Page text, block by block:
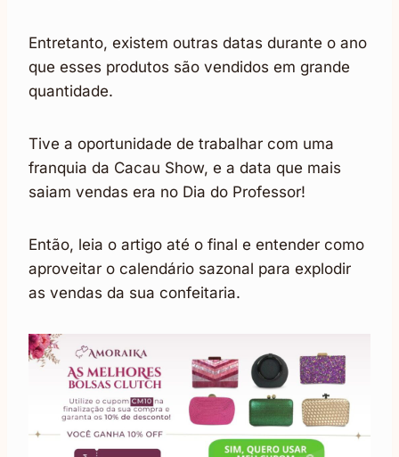
Entretanto, existem outras datas durante o ano
que esses produtos são vendidos em grande
quantidade.
Tive a oportunidade de trabalhar com uma
franquia da Cacau Show, e a data que mais
saiam vendas era no Dia do Professor!
Então, leia o artigo até o final e entender como
aproveitar o calendário sazonal para explodir
as vendas da sua confeitaria.